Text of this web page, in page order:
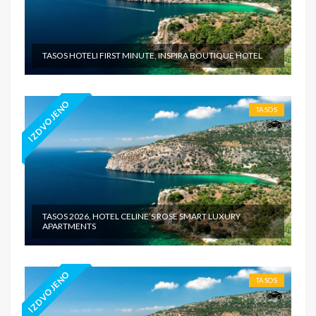
TASOS HOTELI FIRST MINUTE, INSPIRA BOUTIQUE HOTEL
IZDVOJENO TASOS
TASOS 2026, HOTEL CELINE’S ROSE SMART LUXURY
APARTMENTS
IZDVOJENO TASOS